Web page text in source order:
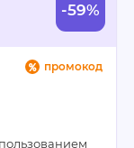
-59%
промокод